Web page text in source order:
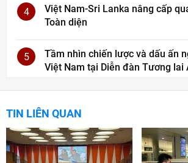
4
Việt Nam-Sri Lanka nâng cấp
Toàn diện
5
Tầm nhìn chiến lược và dấu ấn
Việt Nam tại Diễn đàn Tương lai
TIN LIÊN QUAN